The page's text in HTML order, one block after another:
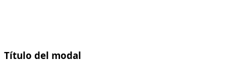
Título del modal